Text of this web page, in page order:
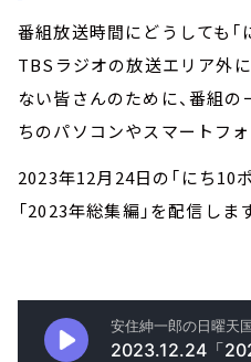
番組放送時間にどうしても「
TBSラジオの放送エリア外
ない皆さんのために、番組
ちのパソコンやスマートフ
2023年12月24日の「にち10
「2023年総集編」を配信しま